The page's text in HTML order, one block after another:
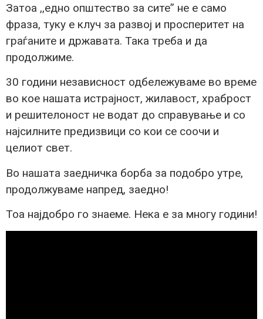
Затоа ,,едно општество за сите’’ не е само
фраза, туку е клуч за развој и просперитет на
граѓаните и државата. Така треба и да
продолжиме.
30 години независност одбележуваме во време
во кое нашата истрајност, жилавост, храброст
и решителоност не водат до справување и со
најсилните предизвици со кои се соочи и
целиот свет.
Во нашата заедничка борба за подобро утре,
продолжуваме напред, заедно!
Тоа најдобро го знаеме. Нека е за многу години!